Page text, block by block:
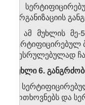
5.
ორგანიზაციის
6. ამ მუხლის
შესრულებულად
მუხლი 6.
1.
მოთხოვნებს და